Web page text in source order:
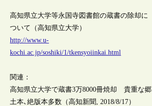
高知県立大学等永国寺図書館の蔵書の除却に
ついて（高知県立大学）
http://www.u-
kochi.ac.jp/soshiki/1/tkensyoiinkai.html
関連：
高知県立大学で蔵書3万8000冊焼却 貴重な郷
土本､絶版本多数（高知新聞, 2018/8/17）